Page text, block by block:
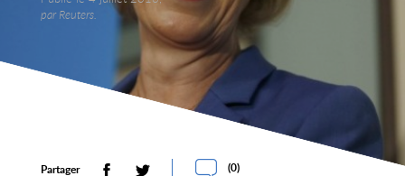
par Reuters.
Partager (0)